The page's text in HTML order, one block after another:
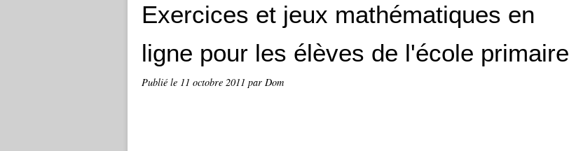
Exercices et jeux mathématiques en
ligne pour les élèves de l'école primaire
Publié le 11 octobre 2011 par Dom